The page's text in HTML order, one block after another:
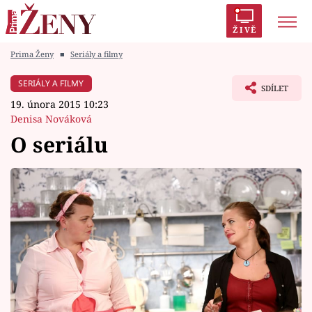
ŽIVĚ
Módní alarm
Témata
Celebrity
Vztahy
Seriály
Prima Ženy ■ Seriály a filmy
SERIÁLY A FILMY
19. února 2015 10:23
Denisa Nováková
SDÍLET
O seriálu